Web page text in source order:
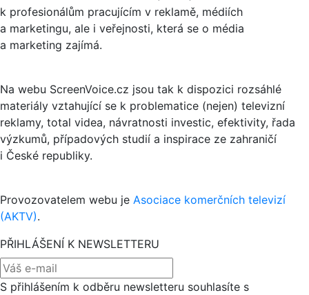
k profesionálům pracujícím v reklamě, médiích
a marketingu, ale i veřejnosti, která se o média
a marketing zajímá.
Na webu ScreenVoice.cz jsou tak k dispozici rozsáhlé
materiály vztahující se k problematice (nejen) televizní
reklamy, total videa, návratnosti investic, efektivity, řada
výzkumů, případových studií a inspirace ze zahraničí
i České republiky.
Provozovatelem webu je Asociace komerčních televizí
(AKTV).
PŘIHLÁŠENÍ K NEWSLETTERU
S přihlášením k odběru newsletteru souhlasíte s